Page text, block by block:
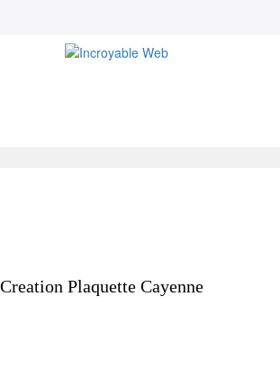
Creation Plaquette Cayenne